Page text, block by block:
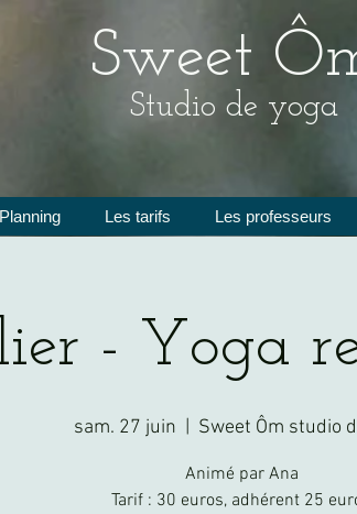
Sweet
Studio de yoga
Planning Les tarifs Les professeurs
- Yoga
sam. 27 juin
  |
Sweet Ôm studio
Animé par Ana
Tarif : 30 euros, adhérent 25